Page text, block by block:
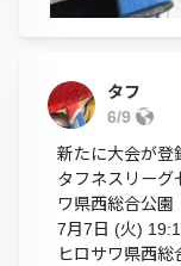
タフ
6/9
新たに大会が登
タフネスリーグ
ワ県西総合公園
7月7日 (火)
ヒロサワ県西総